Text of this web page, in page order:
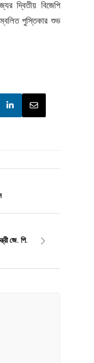
দ্বিতীয় বিজেপি
পুস্তিকার শুভ
জে. পি.